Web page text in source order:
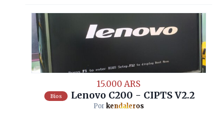
15.000 ARS
Bios Lenovo C200 - CIPTS V2.2
Por kendaleros